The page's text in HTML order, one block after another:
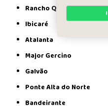
Rancho Queimado
Ibicaré
Atalanta
Major Gercino
Galvão
Ponte Alta do Norte
Bandeirante